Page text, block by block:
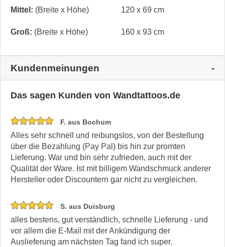
Mittel: (Breite x Höhe) 120 x 69 cm
Groß: (Breite x Höhe) 160 x 93 cm
Kundenmeinungen
Das sagen Kunden von Wandtattoos.de
F. aus Bochum
Alles sehr schnell und reibungslos, von der Bestellung
über die Bezahlung (Pay Pal) bis hin zur promten
Lieferung. War und bin sehr zufrieden, auch mit der
Qualität der Ware. Ist mit billigem Wandschmuck anderer
Hersteller oder Discountern gar nicht zu vergleichen.
S. aus Duisburg
alles bestens, gut verständlich, schnelle Lieferung - und
vor allem die E-Mail mit der Ankündigung der
Auslieferung am nächsten Tag fand ich super.